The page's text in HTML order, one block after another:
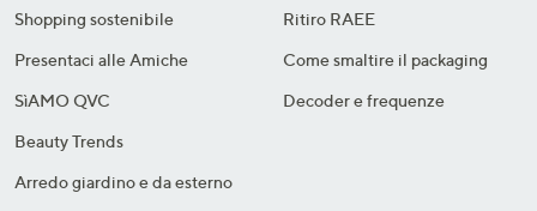
Shopping sostenibile​
Presentaci alle Amiche
SìAMO QVC
Beauty Trends
Arredo giardino e da esterno
Ritiro RAEE
Come smaltire il packaging​
Decoder e frequenze​